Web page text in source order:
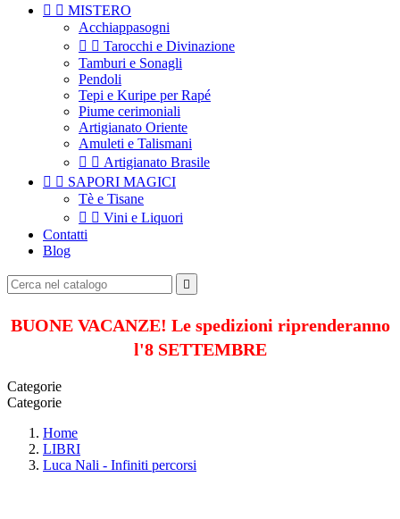
  MISTERO
Acchiappasogni
  Tarocchi e Divinazione
Tamburi e Sonagli
Pendoli
Tepi e Kuripe per Rapé
Piume cerimoniali
Artigianato Oriente
Amuleti e Talismani
  Artigianato Brasile
  SAPORI MAGICI
Tè e Tisane
  Vini e Liquori
Contatti
Blog

BUONE VACANZE! Le spedizioni riprenderanno
l'8 SETTEMBRE
Categorie
Categorie
Home
LIBRI
Luca Nali - Infiniti percorsi